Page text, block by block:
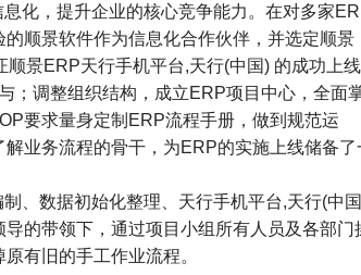
化，提升企业的核心竞争能力。在对多家
顺景软件作为信息化合作伙伴，并选定顺景
景ERP天行手机平台,天行(中国) 的成功上线
；调整组织结构，成立ERP项目中心，全面
要求量身定制ERP流程手册，做到规范运
业务流程的骨干，为ERP的实施上线储备了
、数据初始化整理、天行手机平台,天行(中
的带领下，通过项目小组所有人员及各部门
有旧的手工作业流程。